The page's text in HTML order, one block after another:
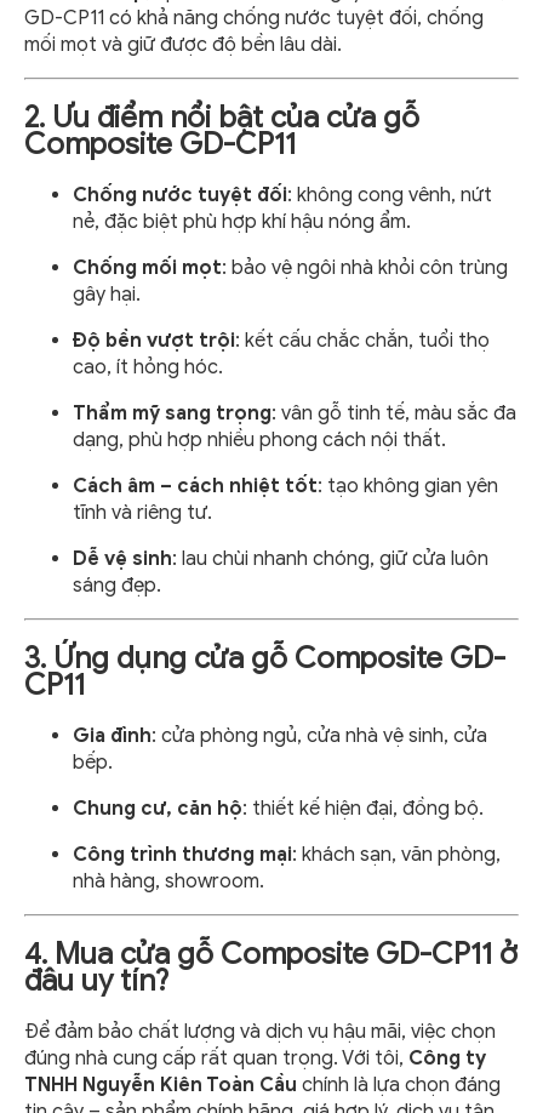
GD-CP11 có khả năng chống nước tuyệt đối, chống
mối mọt và giữ được độ bền lâu dài.
2. Ưu điểm nổi bật của cửa gỗ
Composite GD-CP11
Chống nước tuyệt đối: không cong vênh, nứt
nẻ, đặc biệt phù hợp khí hậu nóng ẩm.
Chống mối mọt: bảo vệ ngôi nhà khỏi côn trùng
gây hại.
Độ bền vượt trội: kết cấu chắc chắn, tuổi thọ
cao, ít hỏng hóc.
Thẩm mỹ sang trọng: vân gỗ tinh tế, màu sắc đa
dạng, phù hợp nhiều phong cách nội thất.
Cách âm – cách nhiệt tốt: tạo không gian yên
tĩnh và riêng tư.
Dễ vệ sinh: lau chùi nhanh chóng, giữ cửa luôn
sáng đẹp.
3. Ứng dụng cửa gỗ Composite GD-
CP11
Gia đình: cửa phòng ngủ, cửa nhà vệ sinh, cửa
bếp.
Chung cư, căn hộ: thiết kế hiện đại, đồng bộ.
Công trình thương mại: khách sạn, văn phòng,
nhà hàng, showroom.
4. Mua cửa gỗ Composite GD-CP11 ở
đâu uy tín?
Để đảm bảo chất lượng và dịch vụ hậu mãi, việc chọn
đúng nhà cung cấp rất quan trọng. Với tôi, Công ty
TNHH Nguyễn Kiên Toàn Cầu chính là lựa chọn đáng